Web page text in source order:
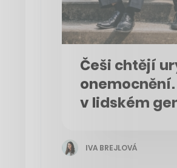
Češi chtějí
v lidském
IVA BREJLOVÁ